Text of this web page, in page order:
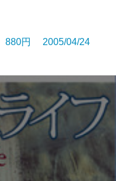
880円 2005/04/24